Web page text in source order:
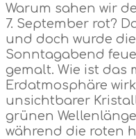
Warum sahen wir
7. September rot?
und doch wurde
Sonntagabend
gemalt. Wie ist das
Erdatmosphäre
unsichtbarer
grünen
während die roten